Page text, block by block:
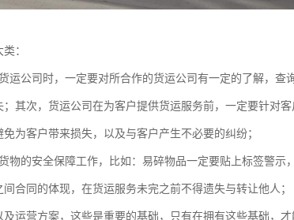
：
运公司时，一定要对所合作的货运公司有一定的了解，查
其次，货运公司在为客户提供货运服务前，一定要针对
为客户带来损失，以及与客户产生不必要的纠纷；
物的安全保障工作，比如：易碎物品一定要贴上标签警示
合同的体现，在货运服务未完之前不得遗失与转让他人；
运营方案，这些是重要的基础，只有在拥有这些基础，